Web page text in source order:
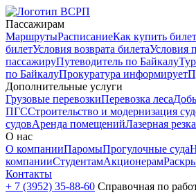
Пассажирам
МаршрутыРасписаниеКак купить билет
билетУсловия возврата билетаУсловия
пассажируПутеводитель по Байкалу
по БайкалуПрокуратура информирует
Дополнительные услуги
Грузовые перевозкиПеревозка леса
ПГССтроительство и модернизация
судовАренда помещенийЛазерная
О нас
О компанииПаромыПрогулочные суда
компанииСтудентамАкционерам
Контакты
+ 7 (3952) 35-88-60 Справочная по